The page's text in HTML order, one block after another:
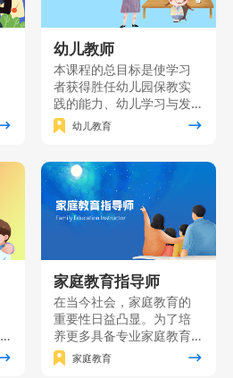
幼儿教师
本课程的总目标是使学习
者获得胜任幼儿园保教实
践的能力、幼儿学习与发
展的研究能力自我发展的
能力，并树立“师德为先、
童为本”的教育理念。主要
面向准备从事幼儿园、托
育机构、学前文教公司等
工作的个人和单位员工。
幼儿教育
家庭教育指导师
在当今社会，家庭教育的
重要性日益凸显。为了培
养更多具备专业家庭教育
知识和技能的家长，我们
精心打造了一门家庭教育
家庭教育